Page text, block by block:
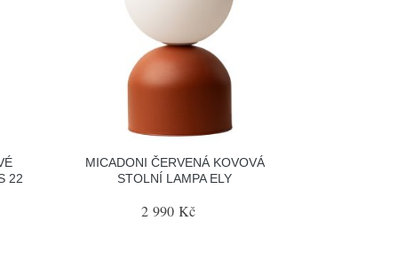
22
MICADONI ČERVENÁ KOVOVÁ
STOLNÍ LAMPA ELY
2 990 Kč